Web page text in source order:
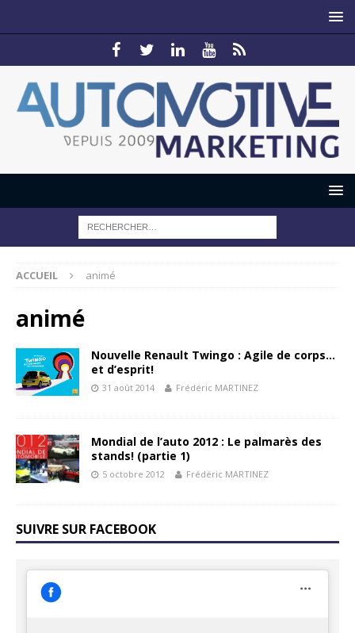
ACCUEIL animé
animé
Nouvelle Renault Twingo : Agile de corps…
et d’esprit!
31 août 2014 Frédéric MARTINEZ
Mondial de l’auto 2012 : Le palmarès des
stands! (partie 1)
5 octobre 2012 Frédéric MARTINEZ
SUIVRE SUR FACEBOOK